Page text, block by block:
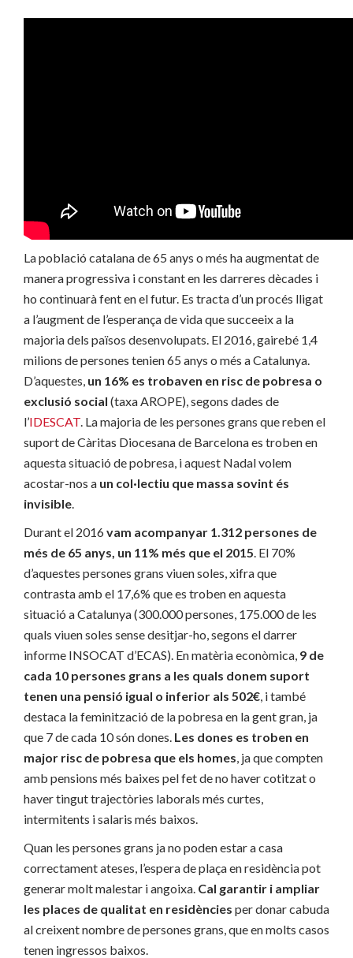
La població catalana de 65 anys o més ha augmentat de
manera progressiva i constant en les darreres dècades i
ho continuarà fent en el futur. Es tracta d’un procés lligat
a l’augment de l’esperança de vida que succeeix a la
majoria dels països desenvolupats. El 2016, gairebé 1,4
milions de persones tenien 65 anys o més a Catalunya.
D’aquestes, un 16% es trobaven en risc de pobresa o
exclusió social (taxa AROPE), segons dades de
l’IDESCAT. La majoria de les persones grans que reben el
suport de Càritas Diocesana de Barcelona es troben en
aquesta situació de pobresa, i aquest Nadal volem
acostar-nos a un col·lectiu que massa sovint és
invisible.
Durant el 2016vam acompanyar 1.312 persones de
més de 65 anys, un 11% més que el 2015. El 70%
d’aquestes persones grans viuen soles, xifra que
contrasta amb el 17,6% que es troben en aquesta
situació a Catalunya (300.000 persones, 175.000 de les
quals viuen soles sense desitjar-ho, segons el darrer
informe INSOCAT d’ECAS). En matèria econòmica, 9 de
cada 10 persones grans a les quals donem suport
tenen una pensió igual o inferior als 502€, i també
destaca la feminització de la pobresa en la gent gran, ja
que 7 de cada 10 són dones. Les dones es troben en
major risc de pobresa que els homes, ja que compten
amb pensions més baixes pel fet de no haver cotitzat o
haver tingut trajectòries laborals més curtes,
intermitents i salaris més baixos.
Quan les persones grans ja no poden estar a casa
correctament ateses, l’espera de plaça en residència pot
generar molt malestar i angoixa. Cal garantir i ampliar
les places de qualitat en residències per donar cabuda
al creixent nombre de persones grans, que en molts casos
tenen ingressos baixos.